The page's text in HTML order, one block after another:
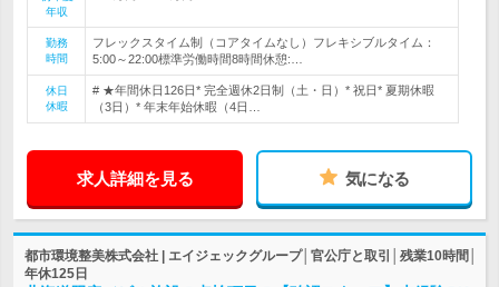
年収
勤務
時間
フレックスタイム制（コアタイムなし）フレキシブルタイム：
5:00～22:00標準労働時間8時間休憩:…
休日
休暇
# ★年間休日126日* 完全週休2日制（土・日）* 祝日* 夏期休暇
（3日）* 年末年始休暇（4日…
求人詳細を見る 気になる
都市環境整美株式会社 | エイジェックグループ│官公庁と取引│残業10時間│
年休125日